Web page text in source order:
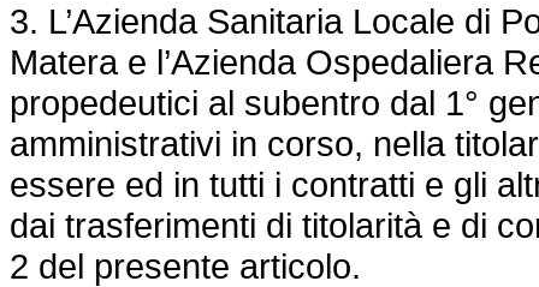
3. L’Azienda Sanitaria Locale di
Matera e l’Azienda Ospedaliera
propedeutici al subentro dal 1°
amministrativi in corso, nella
essere ed in tutti i contratti e gli
dai trasferimenti di titolarità e di
2 del presente articolo.